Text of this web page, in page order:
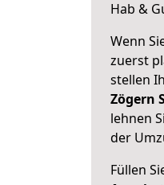
Hab &
Wenn
zuerst
stellen
Zögern
lehnen
der
Füllen